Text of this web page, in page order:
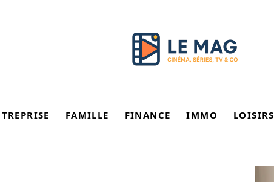
FAMILLE FINANCE IMMO LOISIRS